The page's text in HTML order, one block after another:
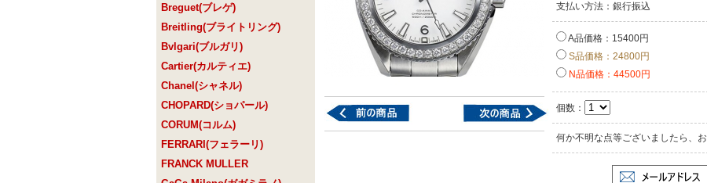
Breguet(ブレゲ)
Breitling(ブライトリング)
Bvlgari(ブルガリ)
Cartier(カルティエ)
Chanel(シャネル)
CHOPARD(ショパール)
CORUM(コルム)
FERRARI(フェラーリ)
FRANCK MULLER
支払い方法：銀行振込
A品価格：15400円
S品価格：24800円
N品価格：44500円
個数：
何か不明な点等ございましたら、